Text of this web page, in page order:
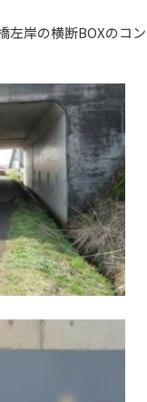
左岸の横断BOXのコン